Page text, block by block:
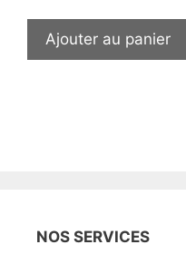
Ajouter au panier
NOS SERVICES